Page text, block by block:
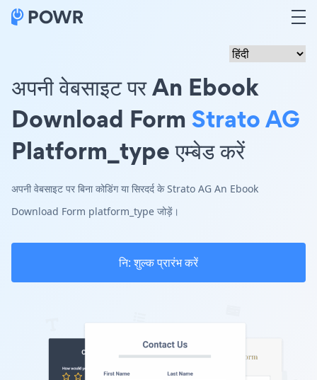
अपनी वेबसाइट पर An Ebook
Download Form Strato AG
Platform_type एम्बेड करें
अपनी वेबसाइट पर बिना कोडिंग या सिरदर्द के Strato AG An Ebook
Download Form platform_type जोड़ें।
नि: शुल्क प्रारंभ करें